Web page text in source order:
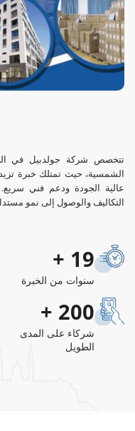
تتخصص شركة جولدبيل في
عالية الجودة ودعم فني سريع.
التكاليف والوصول إلى نمو
19
+
سنوات من الخبرة
200
+
شركاء على المدى
الطويل